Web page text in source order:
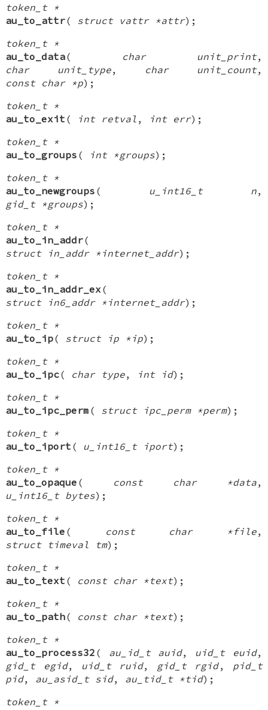
token_t *
au_to_attr( struct vattr *attr);
token_t *
au_to_data( char unit_print,
char unit_type, char unit_count,
const char *p);
token_t *
au_to_exit ( int retval , int err);
token_t *
au_to_groups ( int *groups);
token_t *
au_to_newgroups ( u_int16_t n,
gid_t *groups);
token_t *
au_to_in_addr(
struct in_addr *internet_addr);
token_t *
au_to_in_addr_ex (
struct in6_addr *internet_addr);
token_t *
au_to_ip( struct ip *ip);
token_t *
au_to_ipc( char type, int id);
token_t *
au_to_ipc_perm ( struct ipc_perm *perm);
token_t *
au_to_iport ( u_int16_t iport);
token_t *
au_to_opaque ( const char *data,
u_int16_t bytes);
token_t *
au_to_file ( const char *file,
struct timeval tm);
token_t *
au_to_text ( const char *text);
token_t *
au_to_path( const char *text);
token_t *
au_to_process32 ( au_id_t auid, uid_t euid,
gid_t egid, uid_t ruid, gid_t rgid, pid_t
pid, au_asid_t sid, au_tid_t *tid);
token_t *